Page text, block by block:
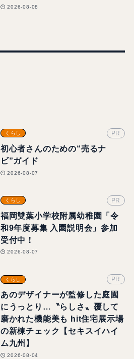
2026-08-08
くらし PR
初心者さんのための“売るナ
ビ”ガイド
2026-08-07
くらし PR
福岡雙葉小学校附属幼稚園「令
和9年度募集 入園説明会」参加
受付中！
2026-08-07
くらし PR
あのデザイナーが監修した庭園
にうっとり…〝らしさ〟覆して
磨かれた機能美も hit住宅展示場
の新棟チェック【セキスイハイ
ム九州】
2026-08-04